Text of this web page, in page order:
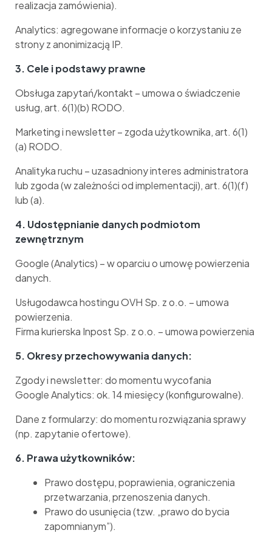
realizacja zamówienia).
Analytics: agregowane informacje o korzystaniu ze
strony z anonimizacją IP.
3. Cele i podstawy prawne
Obsługa zapytań/kontakt – umowa o świadczenie
usług, art. 6(1)(b) RODO.
Marketing i newsletter – zgoda użytkownika, art. 6(1)
(a) RODO.
Analityka ruchu – uzasadniony interes administratora
lub zgoda (w zależności od implementacji), art. 6(1)(f)
lub (a).
4. Udostępnianie danych podmiotom
zewnętrznym
Google (Analytics) – w oparciu o umowę powierzenia
danych.
Usługodawca hostingu OVH Sp. z o.o. – umowa
powierzenia.
Firma kurierska Inpost Sp. z o.o. – umowa powierzenia
5. Okresy przechowywania danych:
Zgody i newsletter: do momentu wycofania
Google Analytics: ok. 14 miesięcy (konfigurowalne).
Dane z formularzy: do momentu rozwiązania sprawy
(np. zapytanie ofertowe).
6. Prawa użytkowników:
Prawo dostępu, poprawienia, ograniczenia
przetwarzania, przenoszenia danych.
Prawo do usunięcia (tzw. „prawo do bycia
zapomnianym”).